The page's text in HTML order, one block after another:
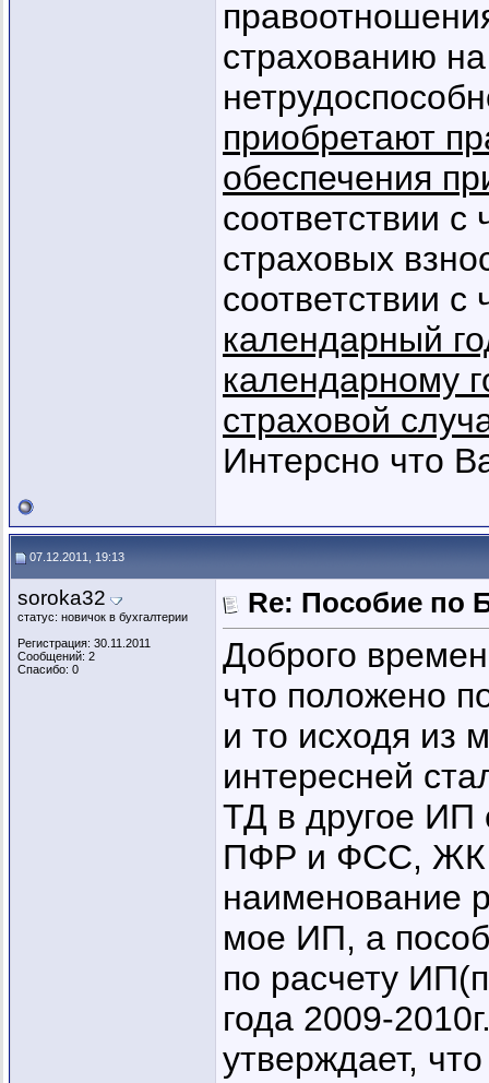
страхованию
приобретают
обеспечения
соответствии
страховых
соответствии
календарный
календарному
страховой
Интерсно что
07.12.2011, 19:13
soroka32
статус: новичок в бухгалтерии
Регистрация: 30.11.2011
Сообщений: 2
Спасибо: 0
Re: Пособие по
Доброго
что положено
и то исходя из
интересней
ТД в другое ИП
ПФР и ФСС, ЖК
наименование
мое ИП, а
по расчету
года 2009-
утверждает,